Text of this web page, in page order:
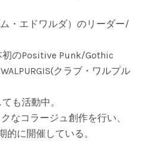
ム・エドワルダ）のリーダー/
初のPositive Punk/Gothic
クラブ・ワルプル
も活動中。
なコラージュ創作を行い、
的に開催している。